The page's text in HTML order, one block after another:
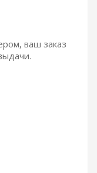
ваш заказ